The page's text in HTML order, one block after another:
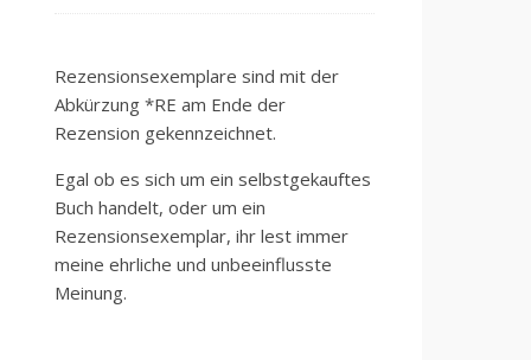
Rezensionsexemplare sind mit der
Abkürzung *RE am Ende der
Rezension gekennzeichnet.
Egal ob es sich um ein selbstgekauftes
Buch handelt, oder um ein
Rezensionsexemplar, ihr lest immer
meine ehrliche und unbeeinflusste
Meinung.